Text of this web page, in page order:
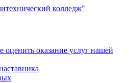
оценить оказание услуг нашей